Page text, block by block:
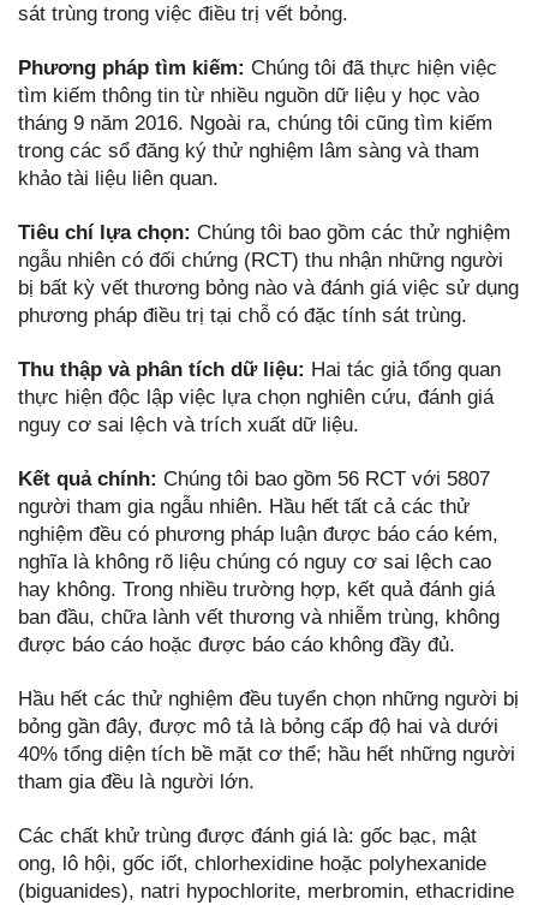
sát trùng trong việc điều trị vết bỏng.
Phương pháp tìm kiếm: Chúng tôi đã thực hiện việc
tìm kiếm thông tin từ nhiều nguồn dữ liệu y học vào
tháng 9 năm 2016. Ngoài ra, chúng tôi cũng tìm kiếm
trong các sổ đăng ký thử nghiệm lâm sàng và tham
khảo tài liệu liên quan.
Tiêu chí lựa chọn: Chúng tôi bao gồm các thử nghiệm
ngẫu nhiên có đối chứng (RCT) thu nhận những người
bị bất kỳ vết thương bỏng nào và đánh giá việc sử dụng
phương pháp điều trị tại chỗ có đặc tính sát trùng.
Thu thập và phân tích dữ liệu: Hai tác giả tổng quan
thực hiện độc lập việc lựa chọn nghiên cứu, đánh giá
nguy cơ sai lệch và trích xuất dữ liệu.
Kết quả chính: Chúng tôi bao gồm 56 RCT với 5807
người tham gia ngẫu nhiên. Hầu hết tất cả các thử
nghiệm đều có phương pháp luận được báo cáo kém,
nghĩa là không rõ liệu chúng có nguy cơ sai lệch cao
hay không. Trong nhiều trường hợp, kết quả đánh giá
ban đầu, chữa lành vết thương và nhiễm trùng, không
được báo cáo hoặc được báo cáo không đầy đủ.
Hầu hết các thử nghiệm đều tuyển chọn những người bị
bỏng gần đây, được mô tả là bỏng cấp độ hai và dưới
40% tổng diện tích bề mặt cơ thể; hầu hết những người
tham gia đều là người lớn.
Các chất khử trùng được đánh giá là: gốc bạc, mật
ong, lô hội, gốc iốt, chlorhexidine hoặc polyhexanide
(biguanides), natri hypochlorite, merbromin, ethacridine